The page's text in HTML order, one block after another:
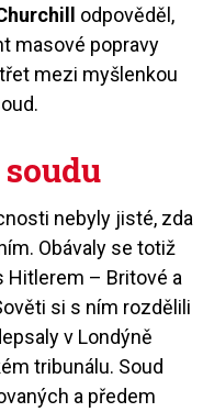
odpověděl,
masové popravy
mezi myšlenkou
nebyly jisté, zda
Obávaly se totiž
Hitlerem – Britové a
si s ním rozdělili
v Londýně
tribunálu. Soud
a předem